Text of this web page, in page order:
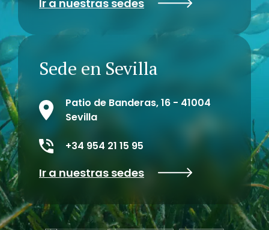
Ir a nuestras sedes
Sede en Sevilla
Patio de Banderas, 16 - 41004
Sevilla
+34 954 21 15 95
Ir a nuestras sedes